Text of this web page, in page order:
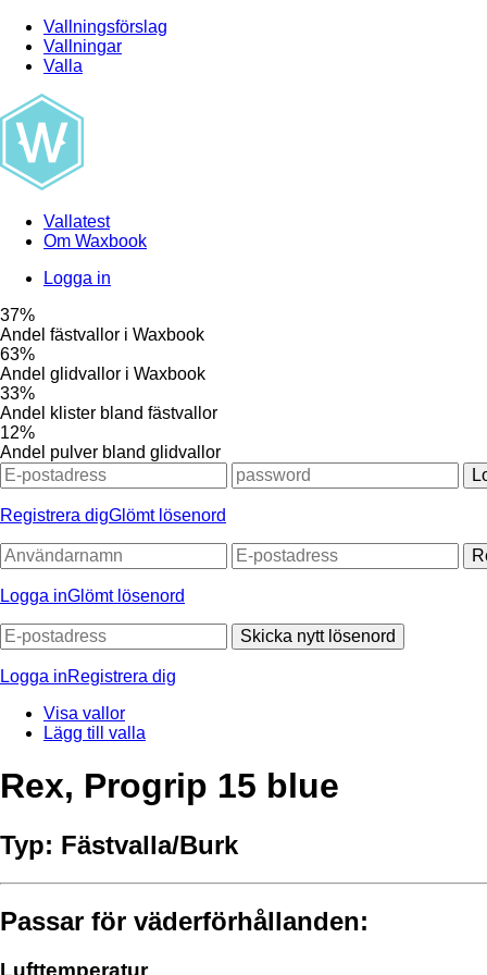
Vallningsförslag
Vallningar
Valla
Vallatest
Om Waxbook
Logga in
37%
Andel fästvallor i Waxbook
63%
Andel glidvallor i Waxbook
33%
Andel klister bland fästvallor
12%
Andel pulver bland glidvallor
Registrera digGlömt lösenord
Logga inGlömt lösenord
Skicka nytt lösenord
Logga inRegistrera dig
Visa vallor
Lägg till valla
Rex, Progrip 15 blue
Typ: Fästvalla/Burk
Passar för väderförhållanden:
Lufttemperatur